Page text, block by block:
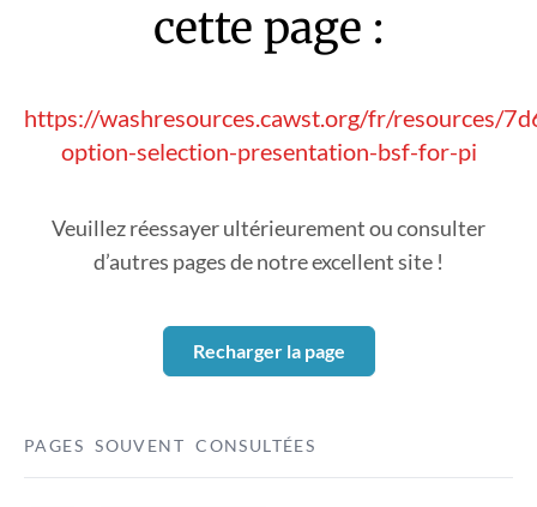
cette page :
https://washresources.cawst.org/fr/resources/
option-selection-presentation-bsf-for-pi
Veuillez réessayer ultérieurement ou consulter
d’autres pages de notre excellent site !
Recharger la page
PAGES SOUVENT CONSULTÉES